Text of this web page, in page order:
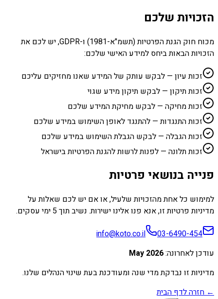
הזכויות שלכם
מכוח חוק הגנת הפרטיות (תשמ"א-1981) ו-GDPR, יש לכם את
הזכויות הבאות ביחס למידע האישי שלכם:
זכות עיון — לבקש עותק של המידע שאנו מחזיקים עליכם
זכות תיקון — לבקש תיקון מידע שגוי
זכות מחיקה — לבקש מחיקת המידע שלכם
זכות התנגדות — להתנגד לאופן השימוש במידע שלכם
זכות הגבלה — לבקש הגבלת השימוש במידע שלכם
זכות תלונה — לפנות לרשות להגנת הפרטיות בישראל
פנייה בנושאי פרטיות
למימוש כל אחת מהזכויות שלעיל, או אם יש לכם שאלות על
מדיניות פרטיות זו, אנא פנו אלינו ישירות. נשיב תוך 5 ימי עסקים.
info@koto.co.il
03-6490-454
עודכן לאחרונה:
May 2026
מדיניות זו נבדקת מדי שנה ומעודכנת בעת שינוי הנהלים שלנו.
←חזרה לדף הבית